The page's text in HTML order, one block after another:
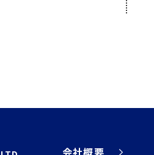
会社概要